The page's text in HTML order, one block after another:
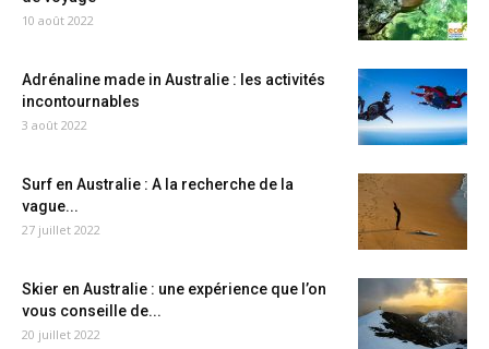
10 août 2022
Adrénaline made in Australie : les activités
incontournables
3 août 2022
Surf en Australie : A la recherche de la
vague...
27 juillet 2022
Skier en Australie : une expérience que l’on
vous conseille de...
20 juillet 2022